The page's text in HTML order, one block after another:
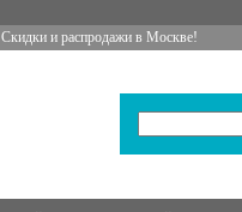
Скидки и распродажи в Москве!